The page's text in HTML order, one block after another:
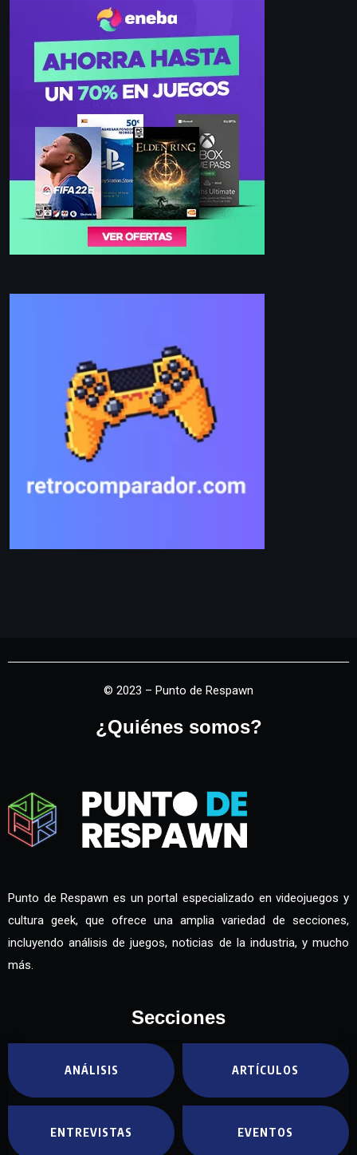
© 2023 – Punto de Respawn
¿Quiénes somos?
Punto de Respawn es un portal especializado en videojuegos y
cultura geek, que ofrece una amplia variedad de secciones,
incluyendo análisis de juegos, noticias de la industria, y mucho
más.
Secciones
ANÁLISIS ARTÍCULOS
ENTREVISTAS EVENTOS